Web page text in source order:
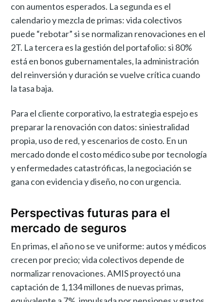
con aumentos esperados. La segunda es el
calendario y mezcla de primas: vida colectivos
puede “rebotar” si se normalizan renovaciones en el
2T. La tercera es la gestión del portafolio: si 80%
está en bonos gubernamentales, la administración
del reinversión y duración se vuelve crítica cuando
la tasa baja.
Para el cliente corporativo, la estrategia espejo es
preparar la renovación con datos: siniestralidad
propia, uso de red, y escenarios de costo. En un
mercado donde el costo médico sube por tecnología
y enfermedades catastróficas, la negociación se
gana con evidencia y diseño, no con urgencia.
Perspectivas futuras para el
mercado de seguros
En primas, el año no se ve uniforme: autos y médicos
crecen por precio; vida colectivos depende de
normalizar renovaciones. AMIS proyectó una
captación de 1,134 millones de nuevas primas,